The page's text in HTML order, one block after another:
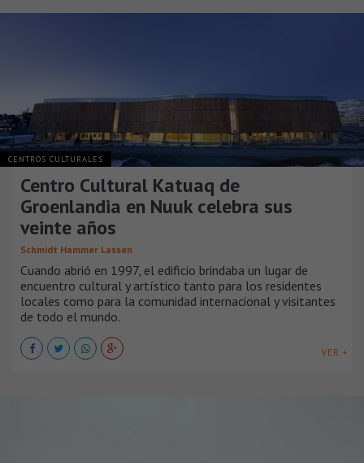
CENTROS CULTURALES
Centro Cultural Katuaq de
Groenlandia en Nuuk celebra sus
veinte años
Schmidt Hammer Lassen
Cuando abrió en 1997, el edificio brindaba un lugar de
encuentro cultural y artístico tanto para los residentes
locales como para la comunidad internacional y visitantes
de todo el mundo.
VER +